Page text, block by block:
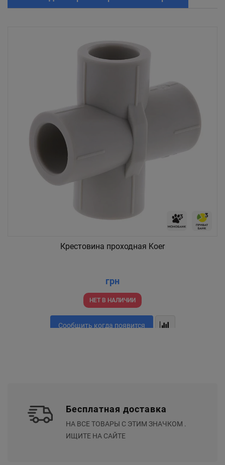
Крестовина проходная Koer
грн
НЕТ В НАЛИЧИИ
Сообщить когда появится
Бесплатная доставка
НА ВСЕ ТОВАРЫ С ЭТИМ ЗНАЧКОМ .
ИЩИТЕ НА САЙТЕ